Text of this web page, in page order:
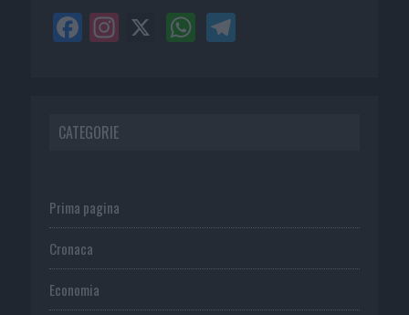
CATEGORIE
Prima pagina
Cronaca
Economia